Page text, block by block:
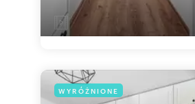
WYRÓŻNIONE